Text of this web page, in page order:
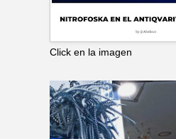
Click en la imagen